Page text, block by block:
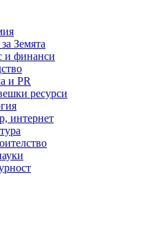
Земята
и финанси
и PR
ресурси
интернет